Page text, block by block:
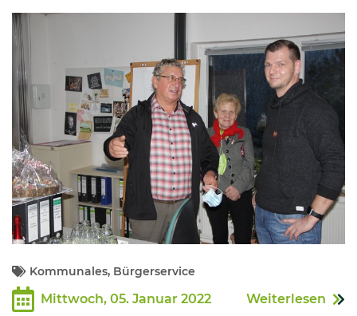
Kommunales, Bürgerservice
Mittwoch, 05. Januar 2022 Weiterlesen